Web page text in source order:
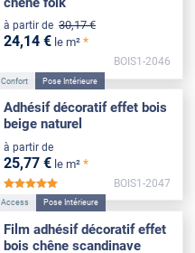
à partir de 30,17 €
24,14 € le m² *
BOIS1-2046
Confort Pose Intérieure
Adhésif décoratif effet bois
beige naturel
à partir de
25,77 € le m² *
BOIS1-2047
Access Pose Intérieure
Film adhésif décoratif effet
bois chêne scandinave